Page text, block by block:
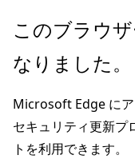
メ
ン
ン
テ
ン
ペ
ジ
ナ
ビ
ゲ
このブラウ
なりました。
Microsoft Edge にア
セキュリティ更新プ
トを利用できます。